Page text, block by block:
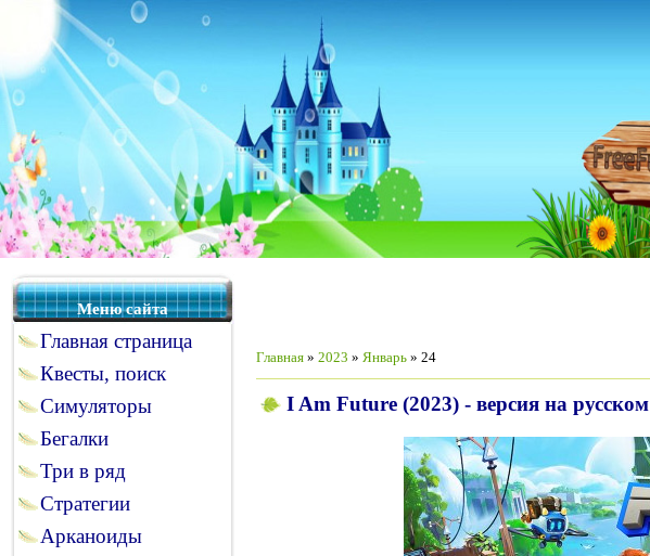
Меню сайта
Главная страница
Квесты, поиск
Симуляторы
Бегалки
Три в ряд
Стратегии
Арканоиды
Главная » 2023 » Январь » 24
I Am Future (2023) - версия на русском